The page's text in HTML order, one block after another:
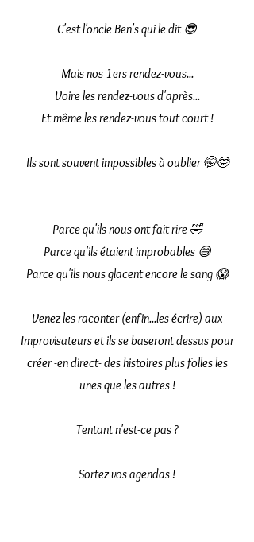
C'est l'oncle Ben's qui le dit 😎
Mais nos 1ers rendez-vous...
Voire les rendez-vous d'après...
Et même les rendez-vous tout court !
Ils sont souvent impossibles à oublier 🤭🤓
Parce qu'ils nous ont fait rire 🤣
Parce qu'ils étaient improbables 😅
Parce qu'ils nous glacent encore le sang 😱
Venez les raconter (enfin...les écrire) aux
Improvisateurs et ils se baseront dessus pour
créer -en direct- des histoires plus folles les
unes que les autres !
Tentant n'est-ce pas ?
Sortez vos agendas !